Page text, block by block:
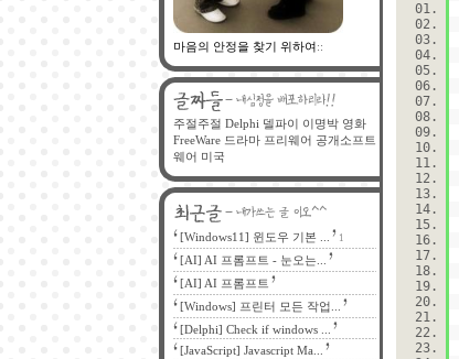
마음의 안정을 찾기 위하여::
주절주절 Delphi 델파이 이명박 영화
FreeWare 드라마 프리웨어 공개소프트
웨어 미국
[Windows11] 윈도우 기본 ... 1
[AI] AI 프롬프트 - 눈오는...
[AI] AI 프롬프트
[Windows] 프린터 모든 작업...
[Delphi] Check if windows ...
[JavaScript] Javascript Ma...